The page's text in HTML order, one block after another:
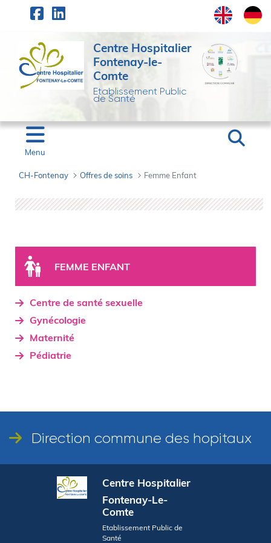
Saut au contenu principal
Centre Hospitalier
Fontenay-le-
Comte
Etablissement Public
de Santé
Menu
CH-Fontenay Offres de soins Femme Enfant
Femme Enfant - CH-
FEMME ENFANT
Centre de santé sexuelle
Gynécologie
Maternité
Pédiatrie
Direction commune des hopitaux
Centre Hospitalier
Fontenay-Le-
Comte
Etablissement Public de
Santé
Panneau de gestion des cookies